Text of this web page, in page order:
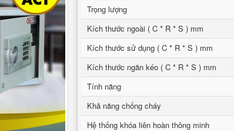
Trọng lượng
Kích thước ngoài ( C * R * S ) mm
Kích thước sử dụng ( C * R * S ) mm
Kích thước ngăn kéo ( C * R * S ) mm
Tính năng
Khả năng chống cháy
Hệ thống khóa liên hoàn thông minh